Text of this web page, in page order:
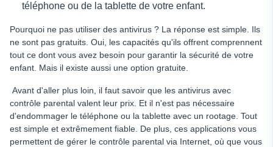
téléphone ou de la tablette de votre enfant.
Pourquoi ne pas utiliser des antivirus ? La réponse est simple. Ils
ne sont pas gratuits. Oui, les capacités qu'ils offrent comprennent
tout ce dont vous avez besoin pour garantir la sécurité de votre
enfant. Mais il existe aussi une option gratuite.
Avant d'aller plus loin, il faut savoir que les antivirus avec
contrôle parental valent leur prix. Et il n'est pas nécessaire
d'endommager le téléphone ou la tablette avec un rootage. Tout
est simple et extrêmement fiable. De plus, ces applications vous
permettent de gérer le contrôle parental via Internet, où que vous